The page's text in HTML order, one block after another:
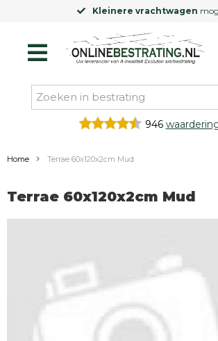
Kleinere vrachtwagen
946
Home Terrae 60x120x2cm Mud
Terrae 60x120x2cm Mud